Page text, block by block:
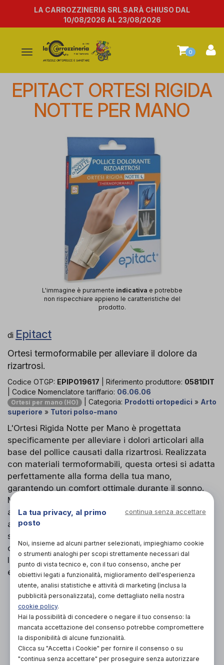
LA CARROZZINERIA SRL SARÀ CHIUSO DAL
10/08/2026 AL 23/08/2026
Attiva/disattiva
navigazione
0
EPITACT ORTESI RIGIDA
NOTTE PER MANO
L'immagine è puramente indicativa e potrebbe
non rispecchiare appieno le caratteristiche del
prodotto.
di Epitact
Ortesi termoformabile per alleviare il dolore da
rizartrosi.
Codice OTGP: EPIPO19617 | Riferimento produttore: 0581DIT
| Codice Nomenclatore tariffario: 06.06.06
Ortesi per mano (HO) | Categoria: Prodotti ortopedici » Arto
superiore » Tutori polso-mano
L'Ortesi Rigida Notte per Mano è progettata
specificamente per alleviare i dolori articolari alla
base del pollice causati dalla rizartrosi. Realizzata
con materiali termoformabili, questa ortesi si adatta
perfettamente alla forma della tua mano,
garantendo un comfort ottimale durante il sonno.
Mantiene il pollice in una posizione di riposo,
aprendo la commessura tra l'indice e il pollice, e
allinea le ossa per limitare le sollecitazioni
sull'articolazione trapezio-metacarpale,
contribuendo così a ridurre il dolore e a limitare
l'evoluzione della condizione. Facile da pulire, può
essere lavata in lavatrice a 40°C.
PROVA E ACQUISTA IN NEGOZIO
DA30,00€
PROVA E NOLEGGIA IN NEGOZIO
NON DISPONIBILE
ACQUISTA ONLINE
La tua privacy, al primo
posto
continua senza accettare
Noi, insieme ad alcuni partner selezionati, impieghiamo cookie
o strumenti analoghi per scopi strettamente necessari dal
punto di vista tecnico e, con il tuo consenso, anche per
obiettivi legati a funzionalità, miglioramento dell'esperienza
utente, analisi statistiche e attività di marketing (inclusa la
pubblicità personalizzata), come dettagliato nella nostra
cookie policy.
Hai la possibilità di concedere o negare il tuo consenso: la
mancata accettazione del consenso potrebbe compromettere
la disponibilità di alcune funzionalità.
Clicca su "Accetta i Cookie" per fornire il consenso o su
"continua senza accettare" per proseguire senza autorizzare